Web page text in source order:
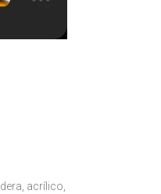
acrílico,